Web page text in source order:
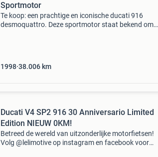
Sportmotor
Te koop: een prachtige en iconische ducati 916
desmoquattro. Deze sportmotor staat bekend om
1998 38.006 km
Ducati V4 SP2 916 30 Anniversario Limited
Edition NIEUW 0KM!
Betreed de wereld van uitzonderlijke motorfietsen!
Volg @lelimotive op instagram en facebook voor